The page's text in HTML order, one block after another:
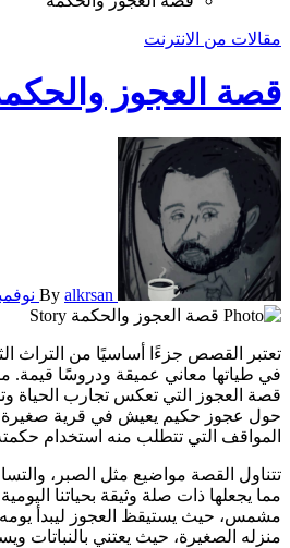
مقالات من الانترنت
قصة العجوز
By alkrsan نوفمبر 10,
تعتبر القصص جزءًا أساسيًا من التراث الثقافي العربي، حيث تحمل
في طياتها معاني عميقة ودروسًا قيمة.
قصة العجوز التي تعكس تجارب الحياة
حول عجوز حكيم يعيش في قرية صغيرة،
المواقف التي تتطلب منه استخدام
تتناول القصة مواضيع مثل الصبر،
مما يجعلها ذات صلة وثيقة بحياتنا
مشمس، حيث يستيقظ العجوز ليبدأ يومه
منزله الصغيرة، حيث يعتني بالنباتات